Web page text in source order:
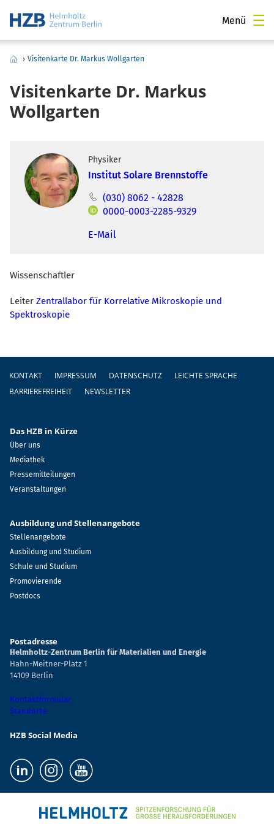
Menü
› Visitenkarte Dr. Markus Wollgarten
Visitenkarte Dr. Markus
Wollgarten
Physiker
Institut Solare Brennstoffe
(030) 8062 - 42828
0000-0003-2285-9329
E-Mail
Wissenschaftler
Leiter Zentrallabor für Korrelative Mikroskopie und
Spektroskopie
Fußzeile
KONTAKT IMPRESSUM DATENSCHUTZ
LEICHTE SPRACHE
BARRIEREFREIHEIT
NEWSLETTER
Das HZB in Kürze
Über uns
Mediathek
Pressemitteilungen
Veranstaltungen
Ausbildung und Stellenangebote
Stellenangebote
Ausbildung und Studium
Schule und Studium
Promovierende
Postdocs
Postadresse
Helmholtz-Zentrum Berlin für Materialien und Energie
Hahn-Meitner-Platz 1
14109 Berlin
Kontaktformular
Standorte
HZB Social Media